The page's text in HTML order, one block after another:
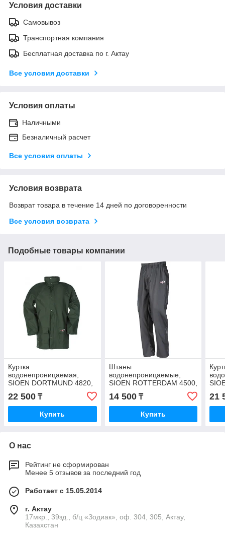
Условия доставки
Самовывоз
Транспортная компания
Бесплатная доставка по г. Актау
Все условия доставки
Условия оплаты
Наличными
Безналичный расчет
Все условия оплаты
Условия возврата
Возврат товара в течение 14 дней по договоренности
Все условия возврата
Подобные товары компании
Куртка
водонепроницаемая,
SIOEN DORTMUND 4820,
100% полиамид,
полиуретан +-180 г/м2,
размер XXL
22 500 ₸
Купить
Штаны
водонепроницаемые,
SIOEN ROTTERDAM 4500,
100% полиамид,
полиуретан +-180 г/м2,
размер XXL
14 500₸
Купить
21
О нас
Рейтинг не сформирован
Менее 5 отзывов за последний год
Работает с 15.05.2014
г. Актау
17мкр., 39зд., б/ц «Зодиак», оф. 304, 305, Актау,
Казахстан